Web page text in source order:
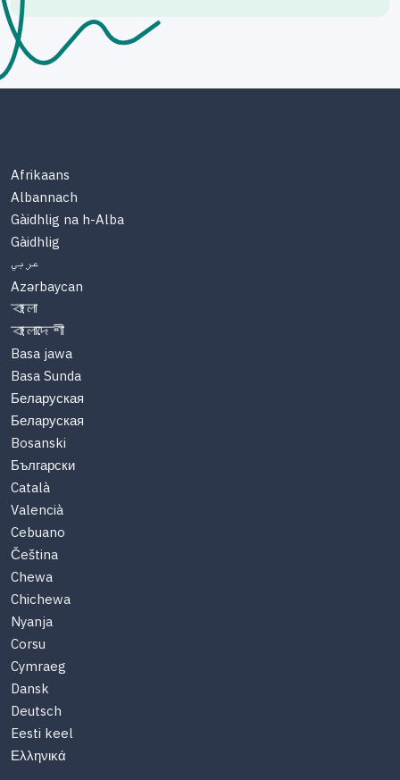
Afrikaans
Albannach
Gàidhlig na h-Alba
Gàidhlig
عربي
Azərbaycan
বাংলা
বাংলাদেশী
Basa jawa
Basa Sunda
Беларуская
Беларуская
Bosanski
Български
Català
Valencià
Cebuano
Čeština
Chewa
Chichewa
Nyanja
Corsu
Cymraeg
Dansk
Deutsch
Eesti keel
Ελληνικά